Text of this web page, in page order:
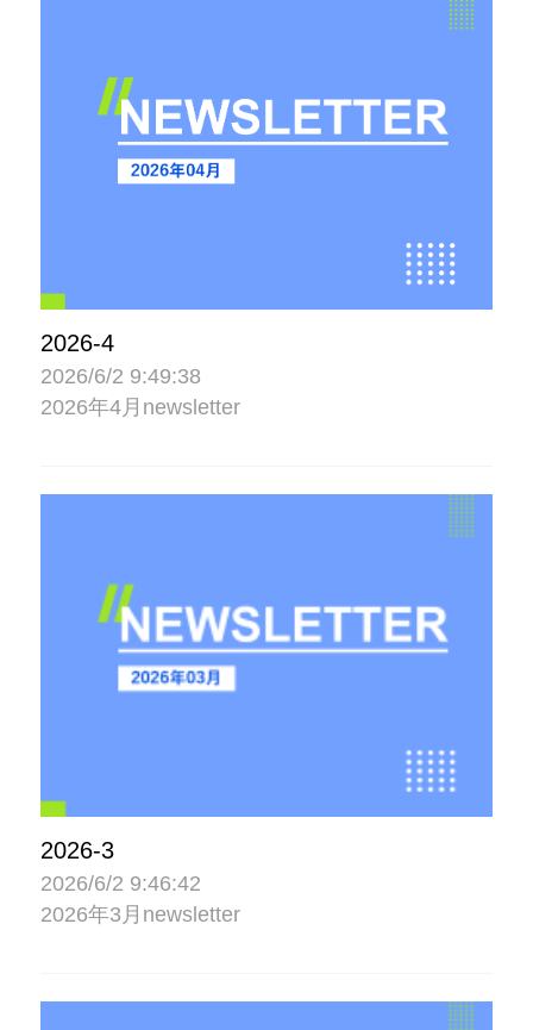
2026-4
2026/6/2 9:49:38
2026年4月newsletter
2026-3
2026/6/2 9:46:42
2026年3月newsletter